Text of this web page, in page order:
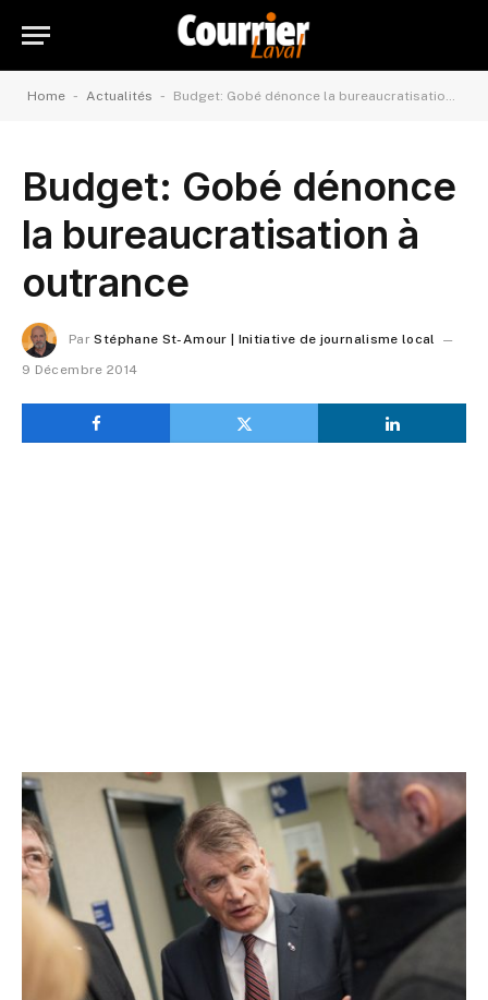
Home - Actualités - Budget: Gobé dénonce la bureaucratisation à outrance
Budget: Gobé dénonce
la bureaucratisation à
outrance
Par Stéphane St-Amour | Initiative de journalisme local
9 Décembre 2014